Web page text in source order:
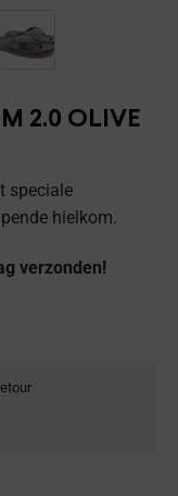
2.0 OLIVE
speciale
hielkom.
verzonden!